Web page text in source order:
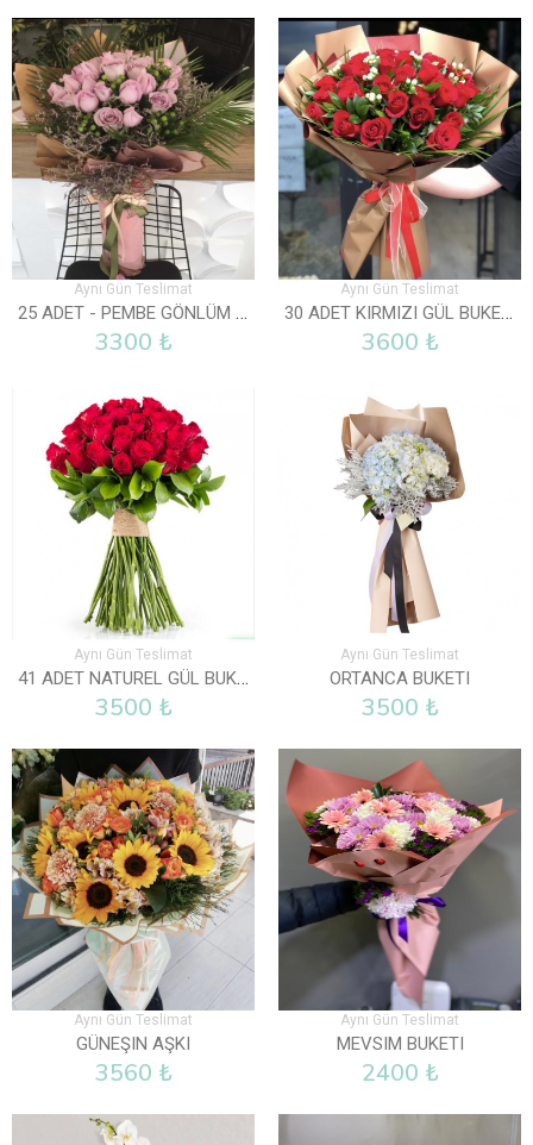
Aynı Gün Teslimat
25 ADET - PEMBE GÖNLÜM SENDE
3300 ₺
Aynı Gün Teslimat
30 ADET KIRMIZI GÜL BUKETI
3600 ₺
Aynı Gün Teslimat
41 ADET NATUREL GÜL BUKETI
3500 ₺
Aynı Gün Teslimat
ORTANCA BUKETI
3500 ₺
Aynı Gün Teslimat
GÜNEŞIN AŞKI
3560 ₺
Aynı Gün Teslimat
MEVSIM BUKETI
2400 ₺